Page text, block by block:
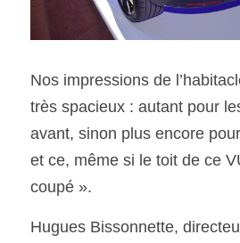
Nos impressions de
très spacieux : autant pour
avant, sinon plus encore
et ce, même si le toit de ce
coupé ».
Hugues Bissonnette,